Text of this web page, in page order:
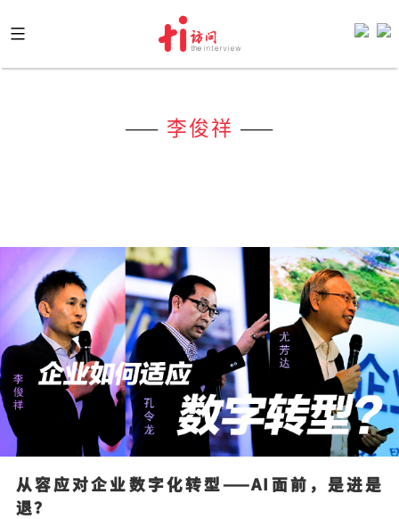
to
content
—— 李俊祥 ——
从容应对企业数字化转型——AI面前，是进是
退？